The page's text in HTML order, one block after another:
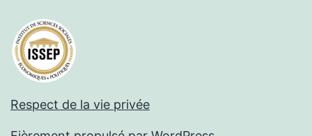
Respect de la vie privée